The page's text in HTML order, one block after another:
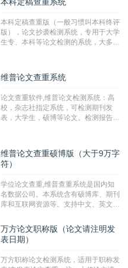
广，数据来源真实，检测算法合理!本
字符数30万）
本科定稿查重版（一般习惯叫本科终评
版），论文抄袭检测系统，专用于大学
生专、本科等论文检测的系统，大多数
维普论文查重系统
论文查重软件,维普论文检测系统：高
校，杂志社指定系统，可检测期刊发
表，大学生，硕博等论文。检测报告支
维普论文查重硕博版（大于9万字
符）
学位论文查重,维普查重系统是国内知
名数据公司。本系统含有硕博库、期刊
库和互联网资源等。支持中文、英文、
定院校！！！
万方论文职称版（论文请注明发
表日期）
万方职称论文检测系统，适用于职称发